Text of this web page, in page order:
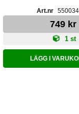
749 kr
1 st
LÄGG I